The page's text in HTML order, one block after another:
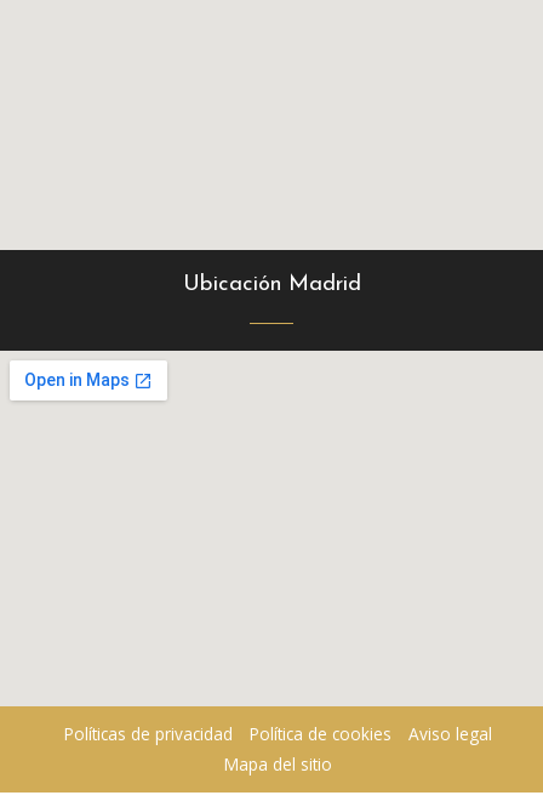
Ubicación Madrid
Políticas de privacidad Política de cookies
Aviso legal
Mapa del sitio